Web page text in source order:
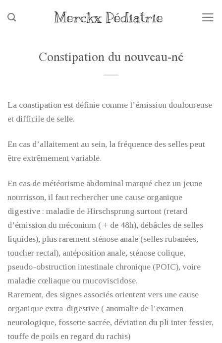
Constipation du nouveau-né
La constipation est définie comme l’émission douloureuse
et difficile de selle.
En cas d’allaitement au sein, la fréquence des selles peut
être extrêmement variable.
En cas de météorisme abdominal marqué chez un jeune
nourrisson, il faut rechercher une cause organique
digestive : maladie de Hirschsprung surtout (retard
d’émission du méconium ( + de 48h), débâcles de selles
liquides), plus rarement sténose anale (selles rubanées,
toucher rectal), antéposition anale, sténose colique,
pseudo-obstruction intestinale chronique (POIC), voire
maladie cœliaque ou mucoviscidose.
Rarement, des signes associés orientent vers une cause
organique extra-digestive ( anomalie de l’examen
neurologique, fossette sacrée, déviation du pli inter fessier,
touffe de poils en regard du rachis)